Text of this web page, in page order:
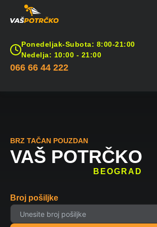
Ponedeljak-Subota: 8:00-21:00
Nedelja: 10:00 - 21:00
066 66 44 222
BRZ TAČAN POUZDAN
VAŠ POTRČKO
BEOGRAD
Broj pošiljke